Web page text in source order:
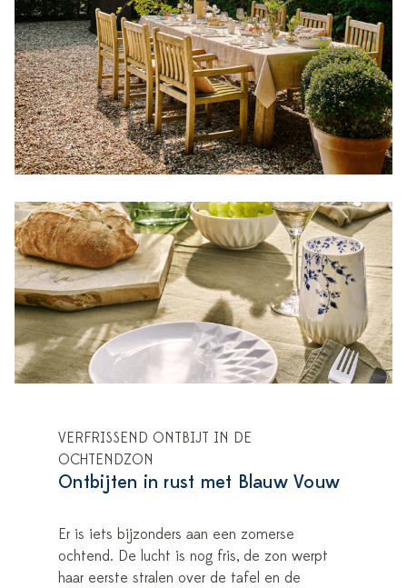
VERFRISSEND ONTBIJT IN DE
OCHTENDZON
Ontbijten in rust met Blauw Vouw
Er is iets bijzonders aan een zomerse
ochtend. De lucht is nog fris, de zon werpt
haar eerste stralen over de tafel en de